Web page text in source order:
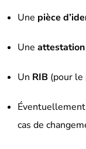
Une pièce
Une attestation
Un RIB (pour
cas de